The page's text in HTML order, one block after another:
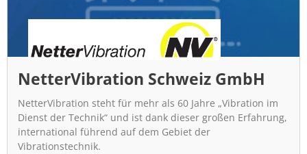
NetterVibration Schweiz GmbH
NetterVibration steht für mehr als 60 Jahre „Vibration im
Dienst der Technik“ und ist dank dieser großen Erfahrung,
international führend auf dem Gebiet der
Vibrationstechnik.